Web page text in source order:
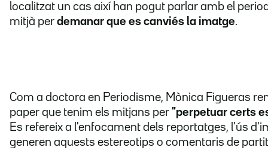
localitzat un cas així han pogut parlar amb el
mitjà per demanar que es canviés la imatge.
Com a doctora en Periodisme, Mònica Figueras
paper que tenim els mitjans per "perpetuar certs
Es refereix a l'enfocament dels reportatges, l'ús
generen aquests estereotips o comentaris de